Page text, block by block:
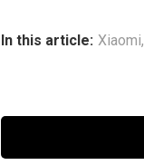
In this article: Xiaomi,